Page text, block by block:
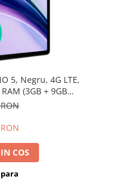
5, Negru, 4G LTE,
(3GB + 9GB
16, Unisoc
COS